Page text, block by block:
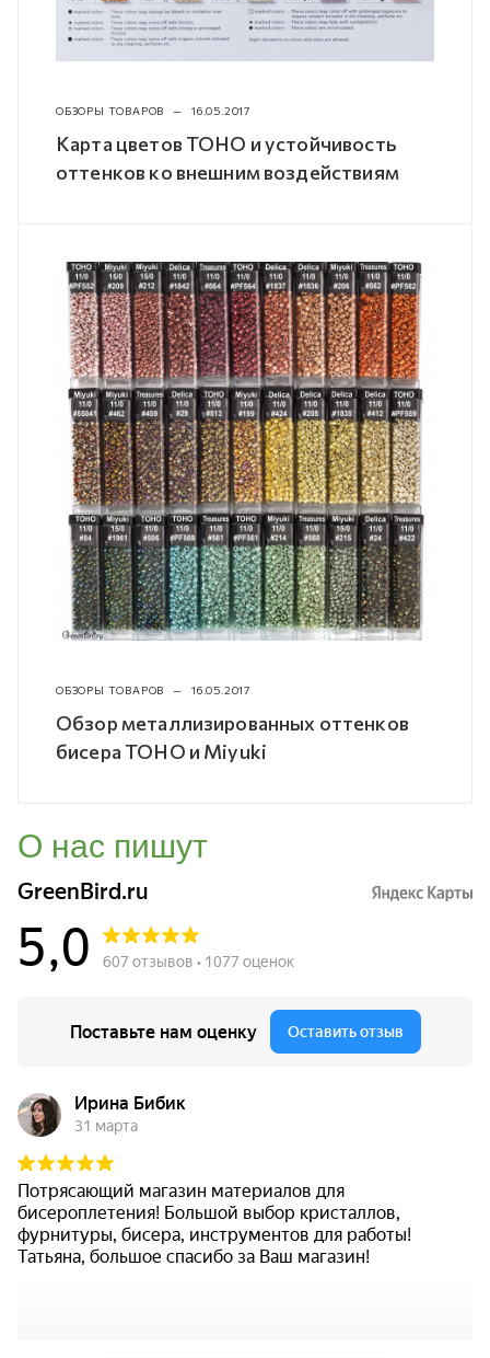
ОБЗОРЫ ТОВАРОВ — 16.05.2017
Карта цветов TOHO и устойчивость
оттенков ко внешним воздействиям
ОБЗОРЫ ТОВАРОВ — 16.05.2017
Обзор металлизированных оттенков
бисера TOHO и Miyuki
О нас пишут